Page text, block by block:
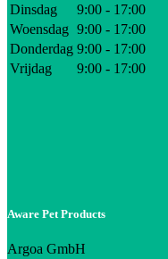
Dinsdag
9:00 - 17:00
Woensdag 9:00 - 17:00
Donderdag 9:00 - 17:00
Vrijdag
9:00 - 17:00
Aware Pet Products
Argoa GmbH